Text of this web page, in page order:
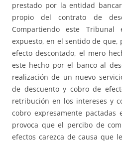
prestado por la entidad
propio del contrato de
Compartiendo este Tribunal
expuesto, en el sentido de
efecto descontado, el mero
este hecho por el banco al
realización de un nuevo
de descuento y cobro de
retribución en los intereses y
cobro expresamente
provoca que el percibo de
efectos carezca de causa que